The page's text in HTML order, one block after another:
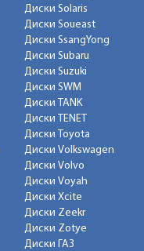
Диски Solaris
Диски Soueast
Диски SsangYong
Диски Subaru
Диски Suzuki
Диски SWM
Диски TANK
Диски TENET
Диски Toyota
Диски Volkswagen
Диски Volvo
Диски Voyah
Диски Xcite
Диски Zeekr
Диски Zotye
Диски ГАЗ